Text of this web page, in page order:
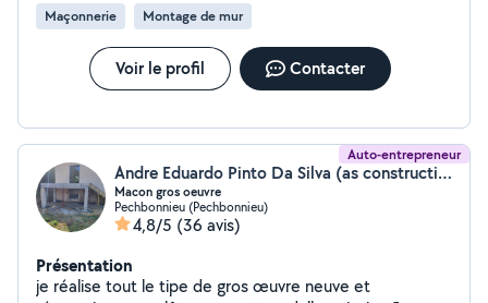
Maçonnerie Montage de mur
Voir le profil Contacter
Auto-entrepreneur
Andre Eduardo Pinto Da Silva (as construction)
Macon gros oeuvre
Pechbonnieu (Pechbonnieu)
4,8/5 (36 avis)
Présentation
je réalise tout le tipe de gros œuvre neuve et